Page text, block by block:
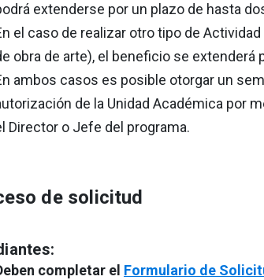
extenderse por un plazo de hasta
el caso de realizar otro tipo de
obra de arte), el beneficio se extenderá
ambos casos es posible otorgar un
de la Unidad Académica por
Director o Jefe del programa.
de solicitud
completar el Formulario de